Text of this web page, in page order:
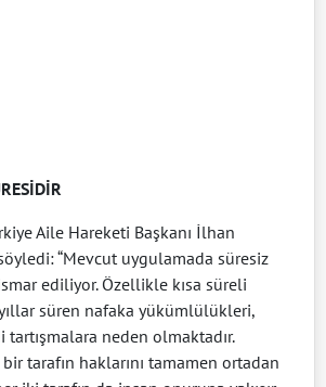
Aile Hareketi Başkanı İlhan
“Mevcut uygulamada süresiz
ediliyor. Özellikle kısa süreli
süren nafaka yükümlülükleri,
neden olmaktadır.
tarafın haklarını tamamen ortadan